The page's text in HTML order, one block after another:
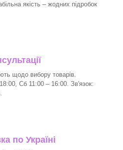
якість – жодних підробок
щодо вибору товарів.
Сб 11:00 – 16:00. Зв'язок:
по Україні